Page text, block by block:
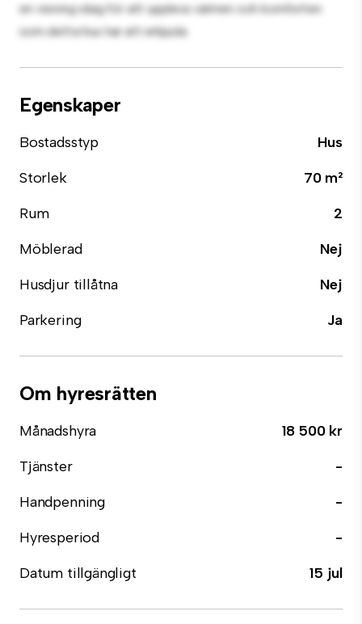
en visning idag för att uppleva värmen och komforten
som detta hus har att erbjuda.
Egenskaper
Bostadsstyp
Hus
Storlek
70 m²
Rum
2
Möblerad
Nej
Husdjur tillåtna
Nej
Parkering
Ja
Om hyresrätten
Månadshyra
18 500 kr
Tjänster
-
Handpenning
-
Hyresperiod
-
Datum tillgängligt
15 jul